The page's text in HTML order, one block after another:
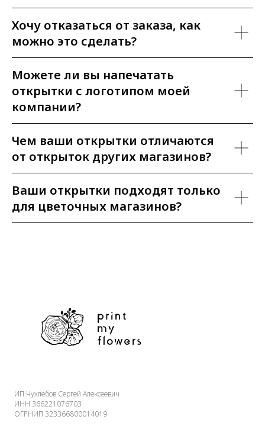
Хочу отказаться от заказа, как
можно это сделать?
Можете ли вы напечатать
открытки с логотипом моей
компании?
Чем ваши открытки отличаются
от открыток других магазинов?
Ваши открытки подходят только
для цветочных магазинов?
ИП Чухлебов Сергей Алексеевич
ИНН 366221076703
ОГРНИП 323366800014019